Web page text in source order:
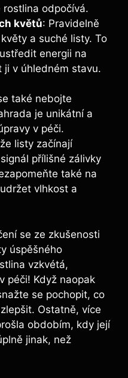
odpočívá.
květů: Pravidelně
a suché listy. To
energii na
ji v úhledném stavu.
také nebojte
je unikátní a
v péči.
listy začínají
přílišné zálivky
také na
vlhkost a
se ze zkušenosti
úspěšného
vzkvétá,
péči! Když naopak
se pochopit, co
Ostatně, více
obdobím, kdy její
jinak, než